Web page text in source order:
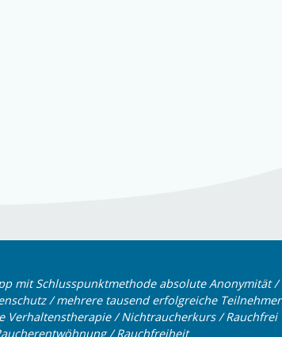
mit Schlusspunktmethode absolute Anonymität /
/ mehrere tausend erfolgreiche Teilnehmer
Verhaltenstherapie / Nichtraucherkurs / Rauchfrei
/ Rauchfreiheit